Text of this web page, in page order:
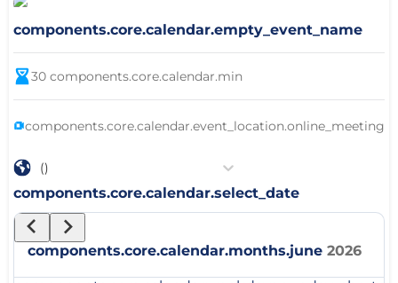
components.core.calendar.empty_event_name
30 components.core.calendar.min
components.core.calendar.event_location.online_meeting
()
components.core.calendar.select_date
components.core.calendar.months.june 2026